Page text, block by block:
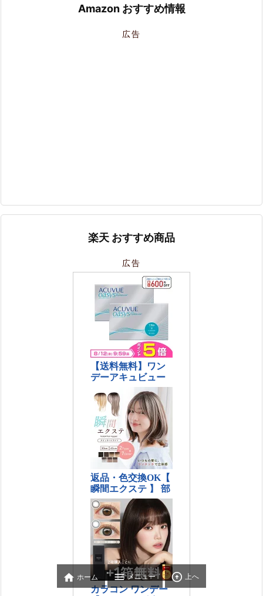
Amazon おすすめ情報
広告
楽天 おすすめ商品
広告
 ホーム  メニュー  上へ